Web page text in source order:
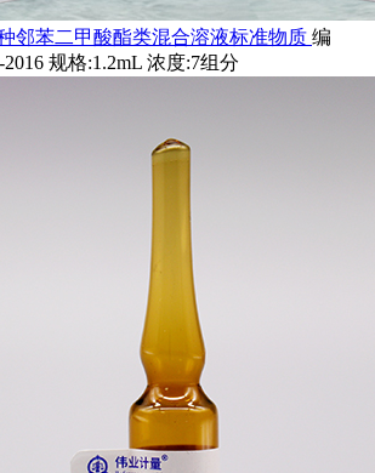
邻苯二甲酸酯类混合溶液标准物质 编
规格:1.2mL 浓度:7组分